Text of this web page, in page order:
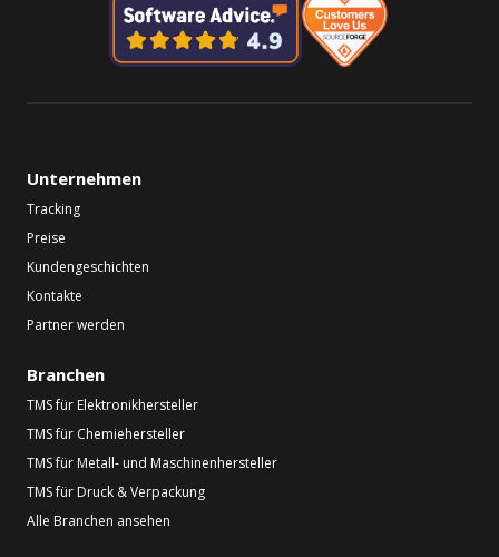
Unternehmen
Tracking
Preise
Kundengeschichten
Kontakte
Partner werden
Branchen
TMS für Elektronikhersteller
TMS für Chemiehersteller
TMS für Metall- und Maschinenhersteller
TMS für Druck & Verpackung
Alle Branchen ansehen